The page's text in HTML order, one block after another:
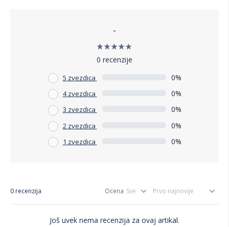
-
0 recenzije
5 zvezdica 0%
4 zvezdica 0%
3 zvezdica 0%
2 zvezdica 0%
1 zvezdica 0%
0 recenzija Ocena
Još uvek nema recenzija za ovaj artikal.